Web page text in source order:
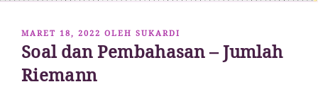
DIPOSKAN
PADA
MARET 18, 2022 OLEH SUKARDI
Soal dan Pembahasan – Jumlah
Riemann